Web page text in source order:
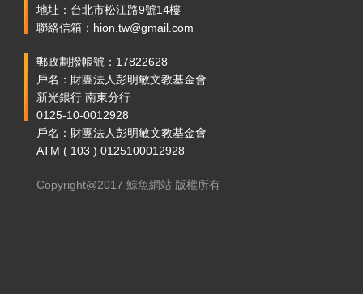
地址：台北市松江路9號14樓
聯絡信箱：hion.tw@gmail.com
郵政劃撥帳號：17822628
戶名：財團法人彭明敏文教基金會
新光銀行 南東分行
0125-10-0012928
戶名：財團法人彭明敏文教基金會
ATM ( 103 ) 0125100012928
Copyright@2017 鯨魚網站 版權所有